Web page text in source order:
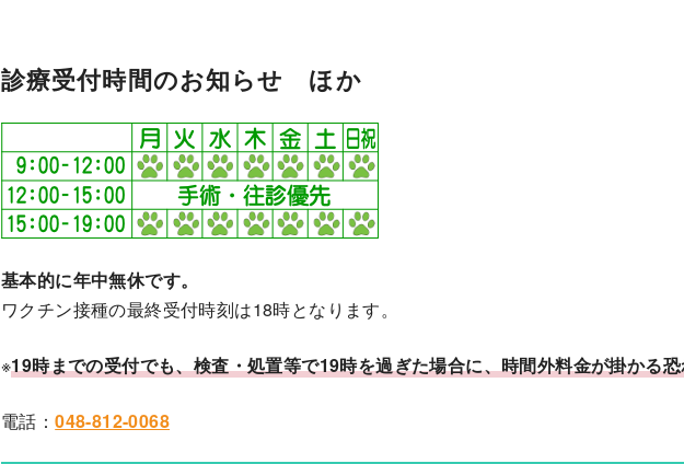
診療受付時間のお知らせ ほか
基本的に年中無休です。
ワクチン接種の最終受付時刻は18時となります。
※19時までの受付でも、検査・処置等で19時を過ぎた場合に、時間外料金が掛かる恐
電話：048-812-0068